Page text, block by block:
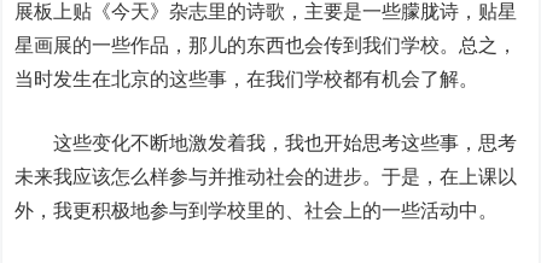
展板上贴《今天》杂志里的诗歌，主要是一些朦胧诗，贴星
星画展的一些作品，那儿的东西也会传到我们学校。总之，
当时发生在北京的这些事，在我们学校都有机会了解。
这些变化不断地激发着我，我也开始思考这些事，思考
未来我应该怎么样参与并推动社会的进步。于是，在上课以
外，我更积极地参与到学校里的、社会上的一些活动中。